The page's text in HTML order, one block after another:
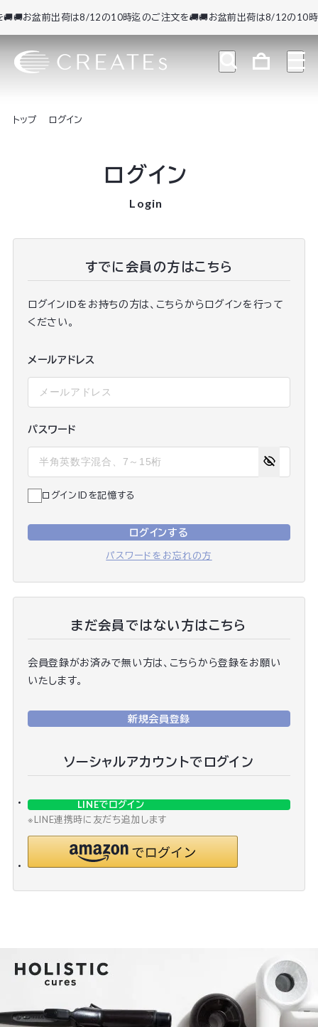
🚚お盆前出荷は8/12の10時迄のご注文を🚚🚚お盆前出荷は8/12の10時迄
トップ ログイン
ログイン
Login
すでに会員の方はこちら
ログインIDをお持ちの方は、こちらからログインを行って
ください。
メールアドレス
パスワード
ログインIDを記憶する
ログインする
パスワードをお忘れの方
まだ会員ではない方はこちら
会員登録がお済みで無い方は、こちらから登録をお願い
いたします。
新規会員登録
ソーシャルアカウントでログイン
LINEでログイン
※LINE連携時に友だち追加します